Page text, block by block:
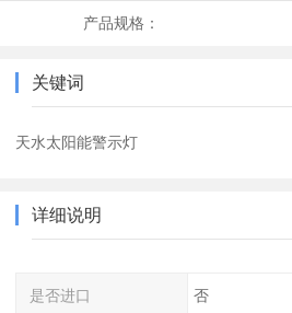
产品规格：
关键词
天水太阳能警示灯
详细说明
是否进口 否